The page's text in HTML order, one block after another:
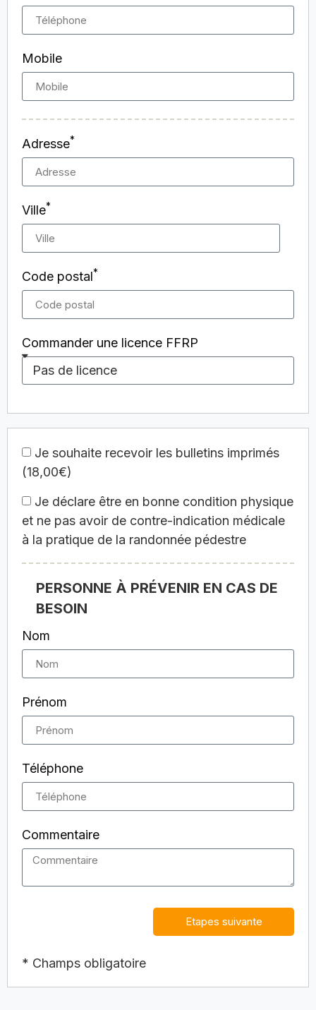
Mobile
Adresse*
Ville*
Code postal*
Commander une licence FFRP
Je souhaite recevoir les bulletins imprimés
(18,00€)
Je déclare être en bonne condition physique
et ne pas avoir de contre-indication médicale
à la pratique de la randonnée pédestre
PERSONNE À PRÉVENIR EN CAS DE
BESOIN
Nom
Prénom
Téléphone
Commentaire
Etapes suivante
* Champs obligatoire